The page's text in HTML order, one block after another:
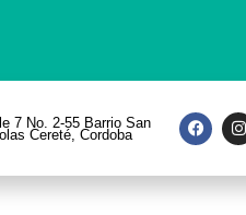
7 No. 2-55 Barrio San
Cereté, Cordoba
F
a
c
I
n
s